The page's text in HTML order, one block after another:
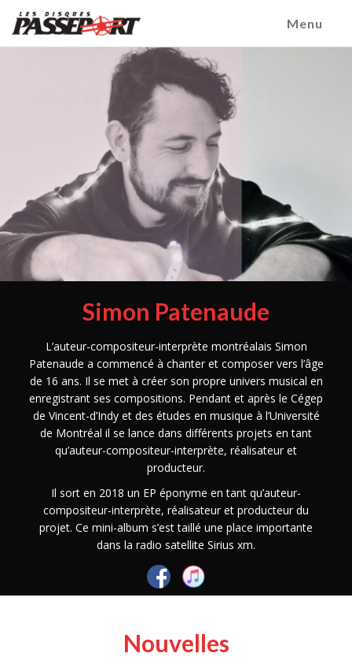
Menu
Simon Patenaude
L’auteur-compositeur-interprète montréalais Simon
Patenaude a commencé à chanter et composer vers l’âge
de 16 ans. Il se met à créer son propre univers musical en
enregistrant ses compositions. Pendant et après le Cégep
de Vincent-d’Indy et des études en musique à l’Université
de Montréal il se lance dans différents projets en tant
qu’auteur-compositeur-interprète, réalisateur et
producteur.
Il sort en 2018 un EP éponyme en tant qu’auteur-
compositeur-interprète, réalisateur et producteur du
projet. Ce mini-album s’est taillé une place importante
dans la radio satellite Sirius xm.
Nouvelles